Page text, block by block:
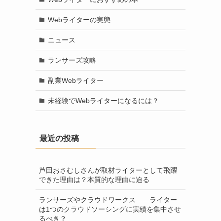
Webライターの実態
ニュース
ランサーズ攻略
副業Webライター
未経験でWebライターになるには？
最近の投稿
芦田おさむしさんが取材ライターとして飛躍
できた理由は？本質的な理由に迫る
ランサーズやクラウドワークス……ライター
は1つのクラウドソーシングに実績を集中させ
るべき？